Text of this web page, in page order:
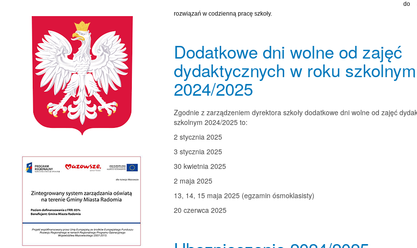
do
rozwiązań w codzienną pracę szkoły.
Dodatkowe dni wolne od zajęć
dydaktycznych w roku szkolnym
2024/2025
Zgodnie z zarządzeniem dyrektora szkoły dodatkowe dni wolne od zajęć
szkolnym 2024/2025 to:
2 stycznia 2025
3 stycznia 2025
30 kwietnia 2025
2 maja 2025
13, 14, 15 maja 2025 (egzamin ósmoklasisty)
20 czerwca 2025